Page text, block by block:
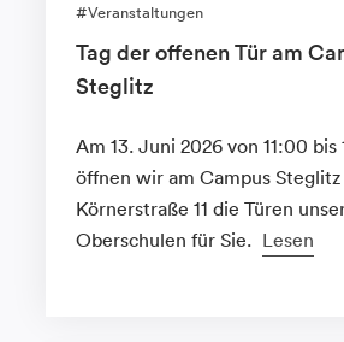
Veranstaltungen
Tag der offenen Tür am
Steglitz
Am 13. Juni 2026 von 11:00
öffnen wir am Campus
Körnerstraße 11 die Türen
Oberschulen für Sie. Lesen